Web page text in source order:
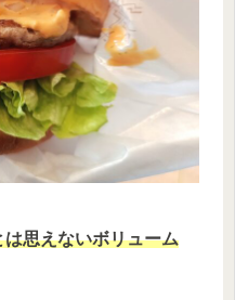
思えないボリューム